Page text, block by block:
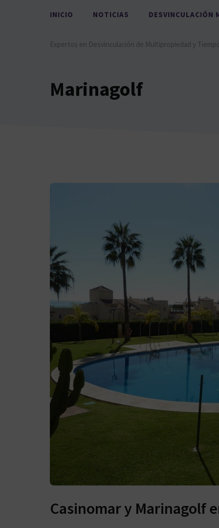
INICIO NOTICIAS DESVINCULACIÓN
Expertos en Desvinculación de Multipropiedad y
Marinagolf
Casinomar y Marinagolf